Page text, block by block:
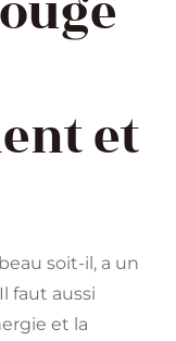
et
soit-il, a un
faut aussi
et la